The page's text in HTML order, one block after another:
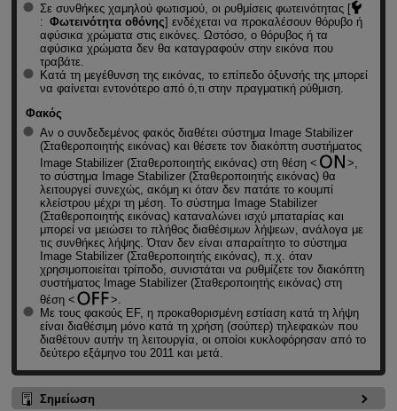
Σε συνθήκες χαμηλού φωτισμού, οι ρυθμίσεις φωτεινότητας [
: Φωτεινότητα οθόνης] ενδέχεται να προκαλέσουν θόρυβο ή
αφύσικα χρώματα στις εικόνες. Ωστόσο, ο θόρυβος ή τα
αφύσικα χρώματα δεν θα καταγραφούν στην εικόνα που
τραβάτε.
Κατά τη μεγέθυνση της εικόνας, το επίπεδο όξυνσής της μπορεί
να φαίνεται εντονότερο από ό,τι στην πραγματική ρύθμιση.
Φακός
Αν ο συνδεδεμένος φακός διαθέτει σύστημα Image Stabilizer
(Σταθεροποιητής εικόνας) και θέσετε τον διακόπτη συστήματος
Image Stabilizer (Σταθεροποιητής εικόνας) στη θέση
το σύστημα Image Stabilizer (Σταθεροποιητής εικόνας) θα
λειτουργεί συνεχώς, ακόμη κι όταν δεν πατάτε το κουμπί
κλείστρου μέχρι τη μέση. Το σύστημα Image Stabilizer
(Σταθεροποιητής εικόνας) καταναλώνει ισχύ μπαταρίας και
μπορεί να μειώσει το πλήθος διαθέσιμων λήψεων, ανάλογα με
τις συνθήκες λήψης. Όταν δεν είναι απαραίτητο το σύστημα
Image Stabilizer (Σταθεροποιητής εικόνας), π.χ. όταν
χρησιμοποιείται τρίποδο, συνιστάται να ρυθμίζετε τον διακόπτη
συστήματος Image Stabilizer (Σταθεροποιητής εικόνας) στη
θέση
Με τους φακούς EF, η προκαθορισμένη εστίαση κατά τη λήψη
είναι διαθέσιμη μόνο κατά τη χρήση (σούπερ) τηλεφακών που
διαθέτουν αυτήν τη λειτουργία, οι οποίοι κυκλοφόρησαν από το
δεύτερο εξάμηνο του 2011 και μετά.
Σημείωση